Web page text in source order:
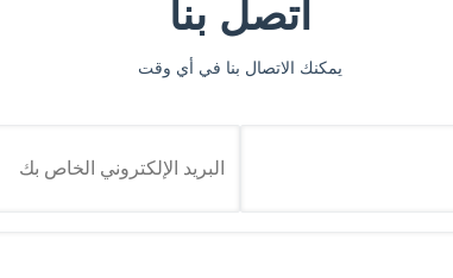
اتصل بنا
يمكنك الاتصال بنا في أي وقت